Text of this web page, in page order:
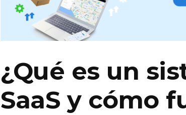
¿Qué es un
SaaS y cómo